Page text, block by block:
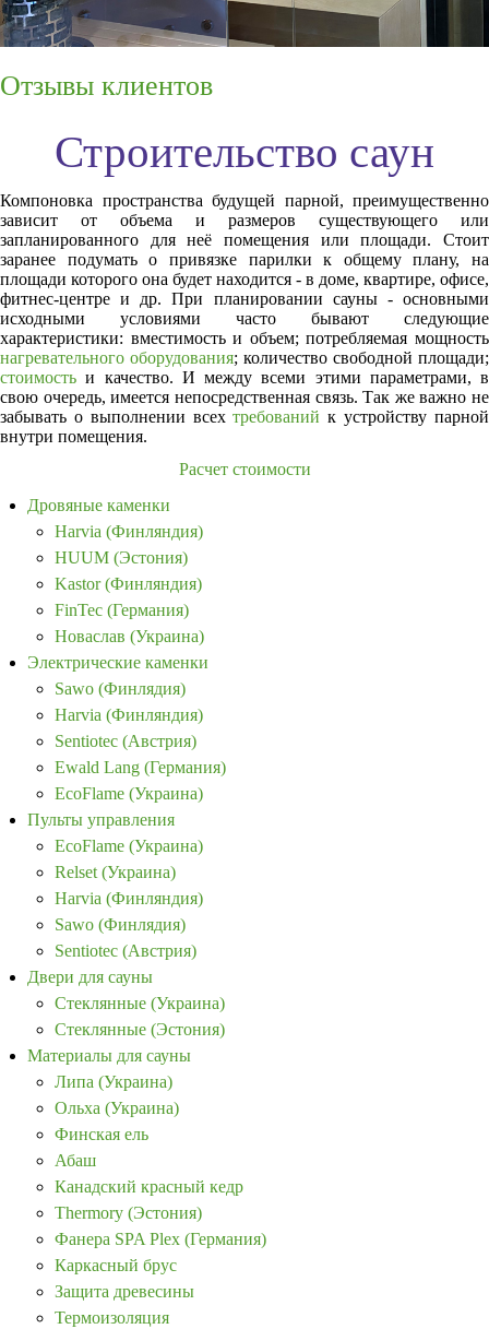
Отзывы клиентов
Строительство саун
Компоновка пространства будущей парной, преимущественно
зависит от объема и размеров существующего или
запланированного для неё помещения или площади. Стоит
заранее подумать о привязке парилки к общему плану, на
площади которого она будет находится - в доме, квартире, офисе,
фитнес-центре и др. При планировании сауны - основными
исходными условиями часто бывают следующие
характеристики: вместимость и объем; потребляемая мощность
нагревательного оборудования; количество свободной площади;
стоимость и качество. И между всеми этими параметрами, в
свою очередь, имеется непосредственная связь. Так же важно не
забывать о выполнении всехтребований к устройству парной
внутри помещения.
Расчет стоимости
Дровяные каменки
Harvia (Финляндия)
HUUM (Эстония)
Kastor (Финляндия)
FinTec (Германия)
Новаслав (Украина)
Электрические каменки
Sawo (Финлядия)
Harvia (Финляндия)
Sentiotec (Австрия)
Ewald Lang (Германия)
EcoFlame (Украина)
Пульты управления
EcoFlame (Украина)
Relset (Украина)
Harvia (Финляндия)
Sawo (Финлядия)
Sentiotec (Австрия)
Двери для сауны
Стеклянные (Украина)
Стеклянные (Эстония)
Материалы для сауны
Липа (Украина)
Ольха (Украина)
Финская ель
Абаш
Канадский красный кедр
Thermory (Эстония)
Фанера SPA Plex (Германия)
Каркасный брус
Защита древесины
Термоизоляция